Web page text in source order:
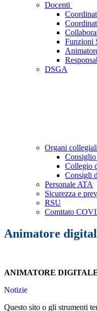
Docenti
Funzioni
DSGA
Organi collegiali
Collegio
Consigli
Personale ATA
Sicurezza e
RSU
Comitato
Animatore
ANIMATORE
Notizie
Questo sito o gli strumenti